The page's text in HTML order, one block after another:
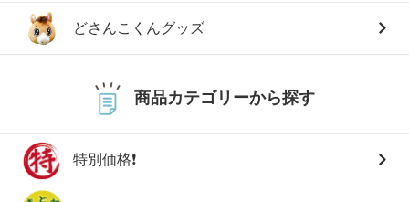
どさんこくんグッズ
商品カテゴリーから探す
特別価格❗